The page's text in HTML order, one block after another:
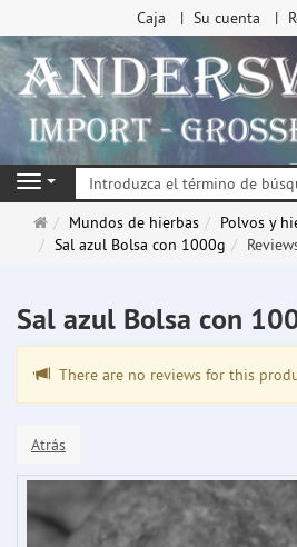
Caja Su cuenta
Navigation
Página
de
Mundos de hierbas
Polvos y
Sal azul Bolsa con 1000g
Sal azul Bolsa con
There are no reviews for this
Atrás